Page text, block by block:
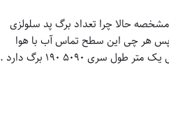
حالا چرا تعداد برگ پد سلولزی
پس هر چی این سطح تماس آب با هوا
بیشتر باشه راندمان پد و سرمایش بیشتر می شه پس تعداد برگ مهمه ! به عنوان مثال در در استاندارد کولان سل یک متر طول سری 5090 190 برگ دارد .